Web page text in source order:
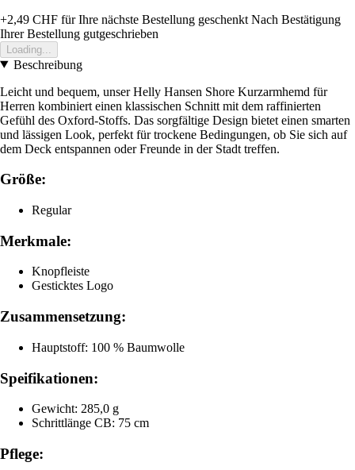
+2,49 CHF für Ihre nächste Bestellung geschenkt Nach Bestätigung
Ihrer Bestellung gutgeschrieben
Loading...
Beschreibung
Leicht und bequem, unser Helly Hansen Shore Kurzarmhemd für
Herren kombiniert einen klassischen Schnitt mit dem raffinierten
Gefühl des Oxford-Stoffs. Das sorgfältige Design bietet einen smarten
und lässigen Look, perfekt für trockene Bedingungen, ob Sie sich auf
dem Deck entspannen oder Freunde in der Stadt treffen.
Größe:
Regular
Merkmale:
Knopfleiste
Gesticktes Logo
Zusammensetzung:
Hauptstoff: 100 % Baumwolle
Speifikationen:
Gewicht: 285,0 g
Schrittlänge CB: 75 cm
Pflege: